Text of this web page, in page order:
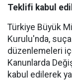
Teklifi kabul
Türkiye Büyük
Kurulu'nda,
düzenlemeleri
Kanunlarda
kabul edilerek